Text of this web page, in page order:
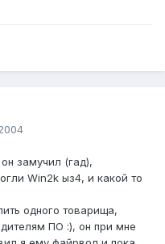
замучил (гад),
Win2k ыз4, и какой то
одного товарища,
ПО :), он при мне